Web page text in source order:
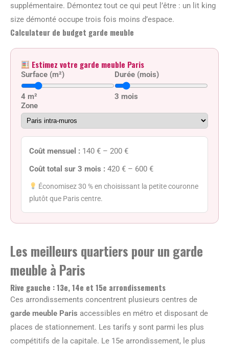
supplémentaire. Démontez tout ce qui peut l’être : un lit king
size démonté occupe trois fois moins d’espace.
Calculateur de budget garde meuble
Estimez votre garde meuble Paris
Surface (m²)
4 m²
Durée (mois)
3 mois
Zone
Coût mensuel : 140 € – 200 €
Coût total sur 3 mois : 420 € – 600 €
Économisez 30 % en choisissant la petite couronne
plutôt que Paris centre.
Les meilleurs quartiers pour un garde
meuble à Paris
Rive gauche : 13e, 14e et 15e arrondissements
Ces arrondissements concentrent plusieurs centres de
garde meuble Paris accessibles en métro et disposant de
places de stationnement. Les tarifs y sont parmi les plus
compétitifs de la capitale. Le 15e arrondissement, le plus